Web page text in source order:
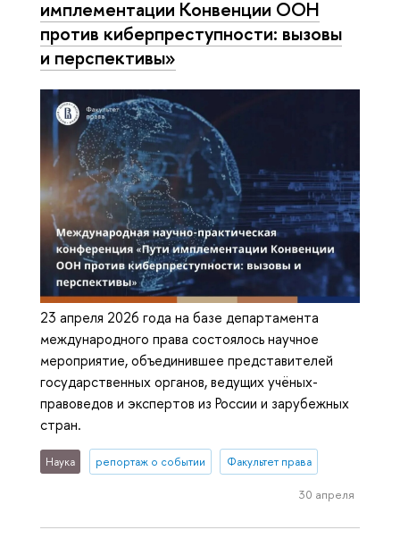
имплементации Конвенции ООН
против киберпреступности: вызовы
и перспективы»
23 апреля 2026 года на базе департамента
международного права состоялось научное
мероприятие, объединившее представителей
государственных органов, ведущих учёных-
правоведов и экспертов из России и зарубежных
стран.
Наука репортаж о событии Факультет права
30 апреля